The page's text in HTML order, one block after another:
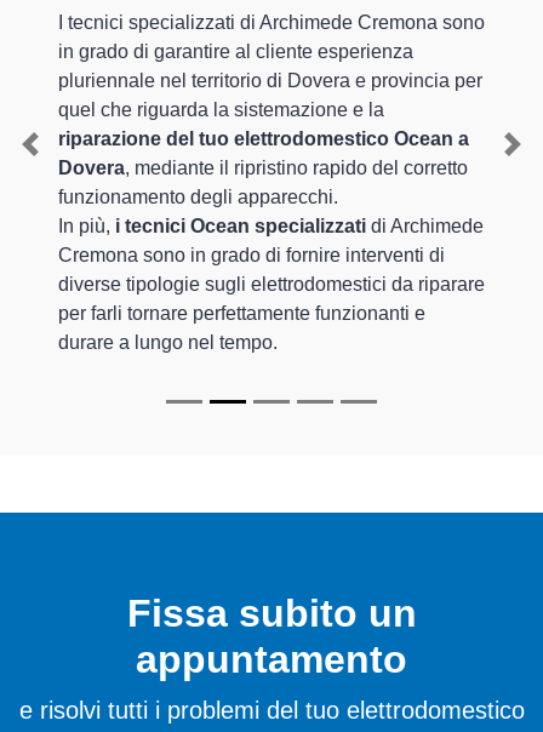
I tecnici specializzati di Archimede Cremona sono
in grado di garantire al cliente esperienza
pluriennale nel territorio di Dovera e provincia per
quel che riguarda la sistemazione e la
riparazione del tuo elettrodomestico Ocean a
Dovera, mediante il ripristino rapido del corretto
funzionamento degli apparecchi.
In più, i tecnici Ocean specializzati di Archimede
Cremona sono in grado di fornire interventi di
diverse tipologie sugli elettrodomestici da riparare
per farli tornare perfettamente funzionanti e
durare a lungo nel tempo.
Previous
Fissa subito un
appuntamento
e risolvi tutti i problemi del tuo elettrodomestico